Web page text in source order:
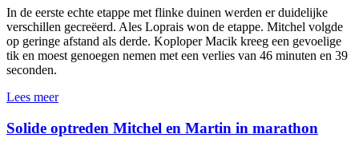
In de eerste echte etappe met flinke duinen werden er duidelijke
verschillen gecreëerd. Ales Loprais won de etappe. Mitchel volgde
op geringe afstand als derde. Koploper Macik kreeg een gevoelige
tik en moest genoegen nemen met een verlies van 46 minuten en 39
seconden.
Lees meer
Solide optreden Mitchel en Martin in marathon